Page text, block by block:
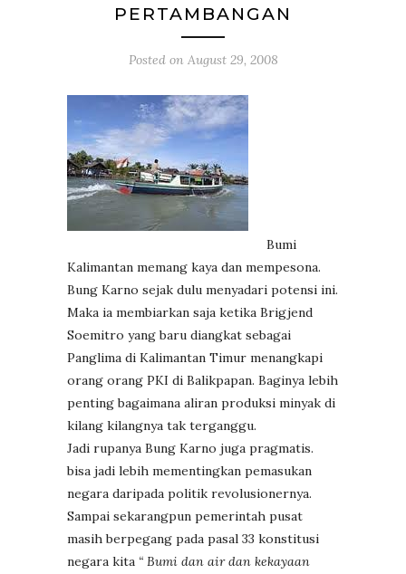
PERTAMBANGAN
Posted on August 29, 2008
Bumi
Kalimantan memang kaya dan mempesona.
Bung Karno sejak dulu menyadari potensi ini.
Maka ia membiarkan saja ketika Brigjend
Soemitro yang baru diangkat sebagai
Panglima di Kalimantan Timur menangkapi
orang orang PKI di Balikpapan. Baginya lebih
penting bagaimana aliran produksi minyak di
kilang kilangnya tak terganggu.
Jadi rupanya Bung Karno juga pragmatis.
bisa jadi lebih mementingkan pemasukan
negara daripada politik revolusionernya.
Sampai sekarangpun pemerintah pusat
masih berpegang pada pasal 33 konstitusi
negara kita “ Bumi dan air dan kekayaan